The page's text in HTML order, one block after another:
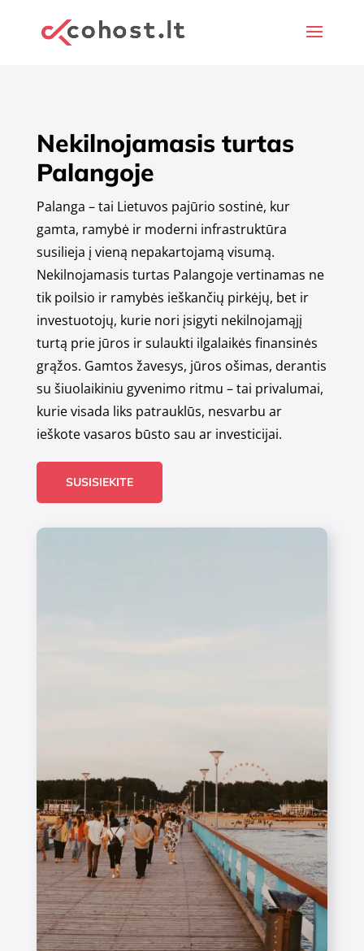
Nekilnojamasis turtas
Palangoje
Palanga – tai Lietuvos pajūrio sostinė, kur
gamta, ramybė ir moderni infrastruktūra
susilieja į vieną nepakartojamą visumą.
Nekilnojamasis turtas Palangoje vertinamas ne
tik poilsio ir ramybės ieškančių pirkėjų, bet ir
investuotojų, kurie nori įsigyti nekilnojamąjį
turtą prie jūros ir sulaukti ilgalaikės finansinės
grąžos. Gamtos žavesys, jūros ošimas, derantis
su šiuolaikiniu gyvenimo ritmu – tai privalumai,
kurie visada liks patrauklūs, nesvarbu ar
ieškote vasaros būsto sau ar investicijai.
SUSISIEKITE